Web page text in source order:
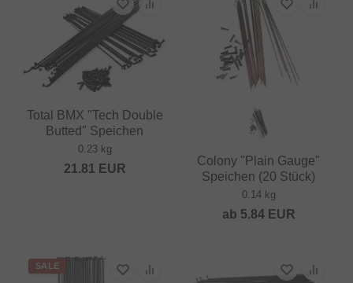
Total BMX "Tech Double
Butted" Speichen
0.23 kg
21.81 EUR
Colony "Plain Gauge"
Speichen (20 Stück)
0.14 kg
ab 5.84EUR
SALE